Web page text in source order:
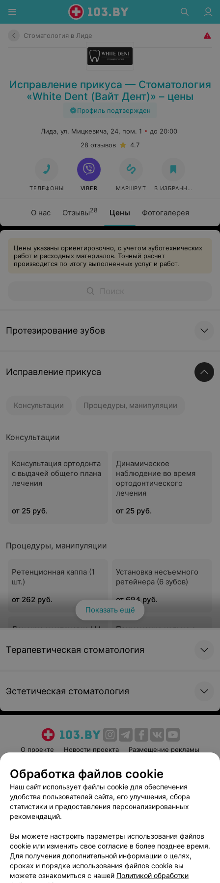
Стоматология в Лиде
Исправление прикуса — Стоматология
«White Dent (Вайт Дент)» – цены
Профиль подтвержден
О нас Отзывы28 Цены Фотогалерея
Лида, ул. Мицкевича, 24, пом. 1
до 20:00
28 отзывов
4.7
ТЕЛЕФОНЫ VIBER МАРШРУТ В ИЗБРАННОЕ
Цены указаны ориентировочно, с учетом зуботехнических
работ и расходных материалов. Точный расчет
производится по итогу выполненных услуг и работ.
Протезирование зубов
Исправление прикуса
Консультации Процедуры, манипуляции
Консультации
Консультация ортодонта
с выдачей общего плана
лечения
от 25 руб.
Динамическое
наблюдение во время
ортодонтического
лечения
от 25 руб.
Процедуры, манипуляции
Ретенционная каппа (1
шт.)
от 262 руб.
Установка несъемного
ретейнера (6 зубов)
от 694 руб.
Лечение и установка LM-
миобрейсом
Применение кольца с
Апроксимальная
избирательное
пришлифование 1 зуб
от 19 руб.
Пластинка
от 65 руб.
Показать ещё
Терапевтическая стоматология
Эстетическая стоматология
О проекте Новости проекта
Размещение рекламы
Пользовательское соглашение
Способы оплаты
Вакансии
Партнеры
Написать руководителю 103.by
Обработка персональных данных
Обработка файлов cookie
Наш сайт использует файлы cookie для обеспечения
удобства пользователей сайта, его улучшения, сбора
статистики и предоставления персонализированных
рекомендаций.
Вы можете настроить параметры использования файлов
cookie или изменить свое согласие в более позднее время.
Для получения дополнительной информации о целях,
сроках и порядке использования файлов cookie вы
можете ознакомиться с нашей Политикой обработки